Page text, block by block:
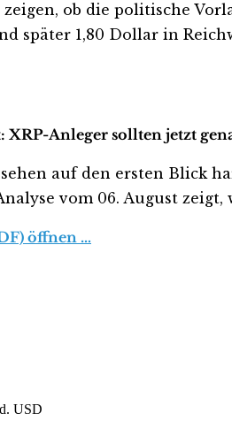
ob die politische
später 1,80 Dollar in
XRP-Anleger sollten jetzt
auf den ersten Blick
vom 06. August
öffnen …
USD